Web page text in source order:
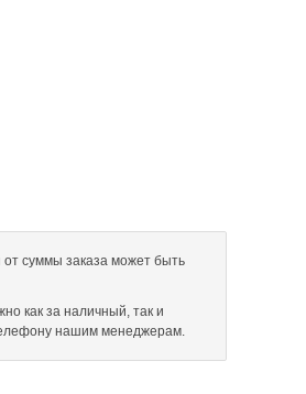
от суммы заказа может быть
как за наличный, так и
нашим менеджерам.